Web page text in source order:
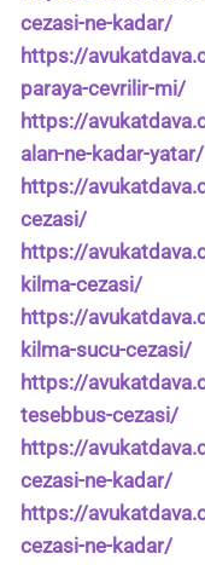
cezasi-ne-kadar/
https://
paraya-cevrilir-mi/
https://
alan-ne-kadar-yatar/
https://
cezasi/
https://
kilma-cezasi/
https://
kilma-sucu-cezasi/
https://
tesebbus-cezasi/
https://
cezasi-ne-kadar/
https://
cezasi-ne-kadar/